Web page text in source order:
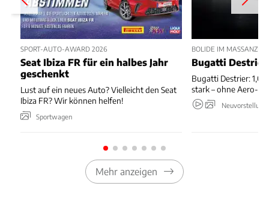
SPORT-AUTO-AWARD 2026
Seat Ibiza FR für ein halbes Jahr
geschenkt
Lust auf ein neues Auto? Vielleicht den Seat
Ibiza FR? Wir können helfen!
Sportwagen
BOLIDE IM MASSANZUG
Bugatti
Bugatti Destrier: 1,00
stark – ohne Aero-
Mehr anzeigen